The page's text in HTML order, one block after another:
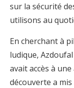
sur la sécurité
utilisons au
En cherchant à
ludique,
avait accès à
découverte a